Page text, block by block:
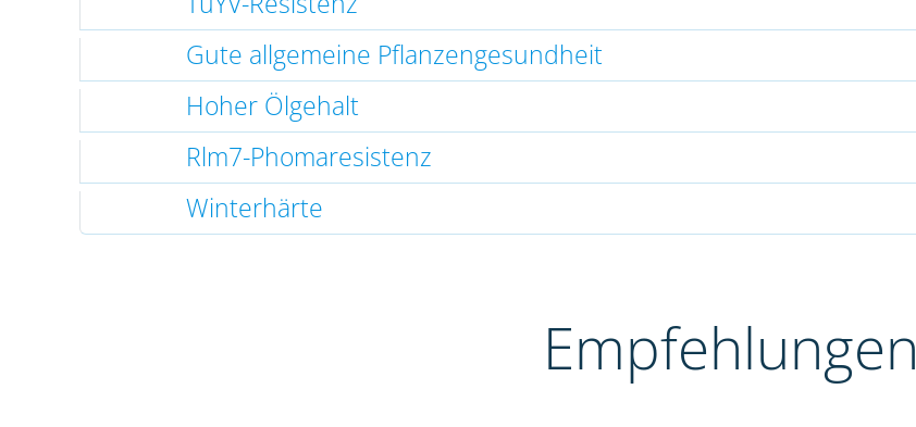
Gute allgemeine Pflanzengesundheit
Hoher Ölgehalt
Rlm7-Phomaresistenz
Winterhärte
Empfehlungen